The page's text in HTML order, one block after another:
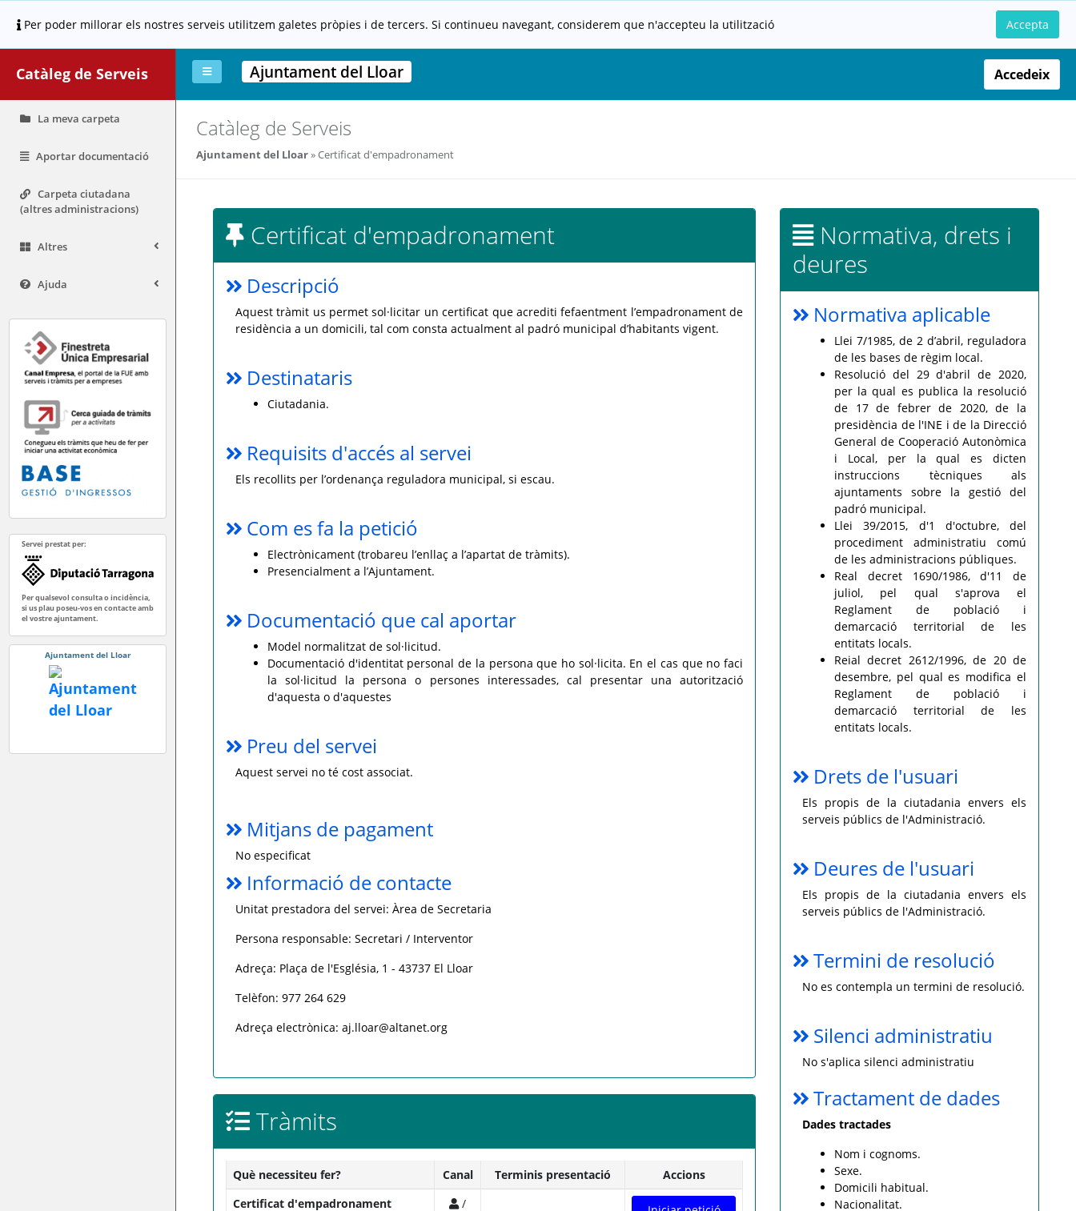
Per poder millorar els nostres serveis utilitzem galetes pròpies i de tercers. Si continueu navegant, considerem que n'accepteu la utilització Accepta
Catàleg de Serveis
La meva carpeta
Aportar documentació
Carpeta ciutadana
(altres administracions)
Altres
Ajuda
Servei prestat per:
Per qualsevol consulta o incidència,
si us plau poseu-vos en contacte amb
el vostre ajuntament.
Ajuntament del Lloar
Ajuntament del Lloar Accedeix
Catàleg de Serveis
Ajuntament del Lloar Certificat d'empadronament
Certificat d'empadronament
Descripció
Aquest tràmit us permet sol·licitar un certificat que acrediti fefaentment l’empadronament de
residència a un domicili, tal com consta actualment al padró municipal d’habitants vigent.
Destinataris
Ciutadania.
Requisits d'accés al servei
Els recollits per l’ordenança reguladora municipal, si escau.
Com es fa la petició
Electrònicament (trobareu l’enllaç a l’apartat de tràmits).
Presencialment a l’Ajuntament.
Documentació que cal aportar
Model normalitzat de sol·licitud.
Documentació d'identitat personal de la persona que ho sol·licita. En el cas que no faci
la sol·licitud la persona o persones interessades, cal presentar una autorització
d'aquesta o d'aquestes
Preu del servei
Aquest servei no té cost associat.
Mitjans de pagament
No especificat
Informació de contacte
Unitat prestadora del servei: Àrea de Secretaria
Persona responsable: Secretari / Interventor
Adreça: Plaça de l'Església, 1 - 43737 El Lloar
Telèfon: 977 264 629
Adreça electrònica: aj.lloar@altanet.org
Tràmits
Què necessiteu fer? Canal Terminis presentació
Accions
Certificat d'empadronament
/
Normativa, drets i
deures
Normativa aplicable
Llei 7/1985, de 2 d’abril, reguladora
de les bases de règim local.
Resolució del 29 d'abril de 2020,
per la qual es publica la resolució
de 17 de febrer de 2020, de la
presidència de l'INE i de la Direcció
General de Cooperació Autonòmica
i Local, per la qual es dicten
instruccions tècniques als
ajuntaments sobre la gestió del
padró municipal.
Llei 39/2015, d'1 d'octubre, del
procediment administratiu comú
de les administracions públiques.
Real decret 1690/1986, d'11 de
juliol, pel qual s'aprova el
Reglament de població i
demarcació territorial de les
entitats locals.
Reial decret 2612/1996, de 20 de
desembre, pel qual es modifica el
Reglament de població i
demarcació territorial de les
entitats locals.
Drets de l'usuari
Els propis de la ciutadania envers els
serveis públics de l'Administració.
Deures de l'usuari
Els propis de la ciutadania envers els
serveis públics de l'Administració.
Termini de resolució
No es contempla un termini de resolució.
Silenci administratiu
No s'aplica silenci administratiu
Tractament de dades
Dades tractades
Nom i cognoms.
Sexe.
Domicili habitual.
Nacionalitat.